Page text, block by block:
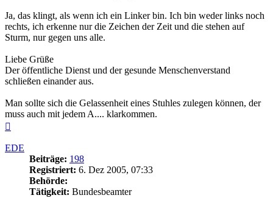
Ja, das klingt, als wenn ich ein Linker bin. Ich bin weder links noch
rechts, ich erkenne nur die Zeichen der Zeit und die stehen auf
Sturm, nur gegen uns alle.
Liebe Grüße
Der öffentliche Dienst und der gesunde Menschenverstand
schließen einander aus.
Man sollte sich die Gelassenheit eines Stuhles zulegen können, der
muss auch mit jedem A.... klarkommen.
EDE
Beiträge: 198
Registriert: 6. Dez 2005, 07:33
Behörde:
Tätigkeit: Bundesbeamter